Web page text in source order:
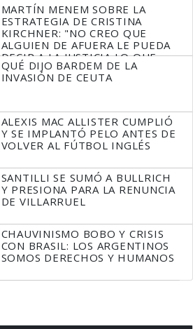
MARTÍN MENEM SOBRE LA
ESTRATEGIA DE CRISTINA
KIRCHNER: "NO CREO QUE
ALGUIEN DE AFUERA LE PUEDA
DECIR A LA JUSTICIA LO QUE
TIENE QUE HACER"
QUÉ DIJO BARDEM DE LA
INVASIÓN DE CEUTA
ALEXIS MAC ALLISTER CUMPLIÓ
Y SE IMPLANTÓ PELO ANTES DE
VOLVER AL FÚTBOL INGLÉS
SANTILLI SE SUMÓ A BULLRICH
Y PRESIONA PARA LA RENUNCIA
DE VILLARRUEL
CHAUVINISMO BOBO Y CRISIS
CON BRASIL: LOS ARGENTINOS
SOMOS DERECHOS Y HUMANOS